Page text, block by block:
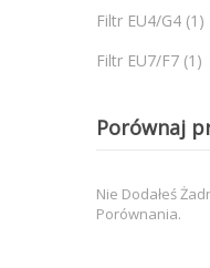
Filtr EU4/G4 1
Filtr EU7/F7 1
Porównaj
Nie Dodałeś
Porównania.